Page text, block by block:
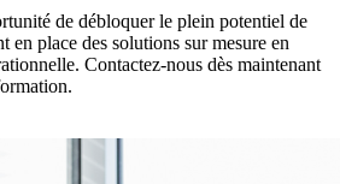
de débloquer le plein potentiel de
en place des solutions sur mesure en
Contactez-nous dès maintenant